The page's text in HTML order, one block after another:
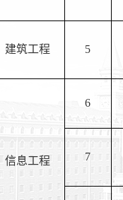
建筑工程 5
信息工程
6
7